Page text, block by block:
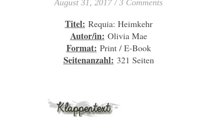
August 31, 2017 / 3 Comments
Titel: Requia: Heimkehr
Autor/in: Olivia Mae
Format: Print / E-Book
Seitenanzahl: 321 Seiten